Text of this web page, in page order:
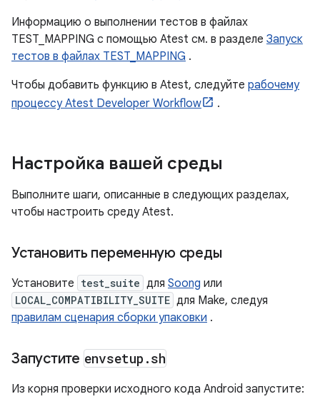
Информацию о выполнении тестов в файлах
TEST_MAPPING с помощью Atest см. в разделе Запуск
тестов в файлах TEST_MAPPING .
Чтобы добавить функцию в Atest, следуйте рабочему
процессу Atest Developer Workflow
.
Настройка вашей среды
Выполните шаги, описанные в следующих разделах,
чтобы настроить среду Atest.
Установить переменную среды
Установите test_suite для Soong или
LOCAL_COMPATIBILITY_SUITE для Make, следуя
правилам сценария сборки упаковки .
Запустите envsetup .sh
Из корня проверки исходного кода Android запустите: